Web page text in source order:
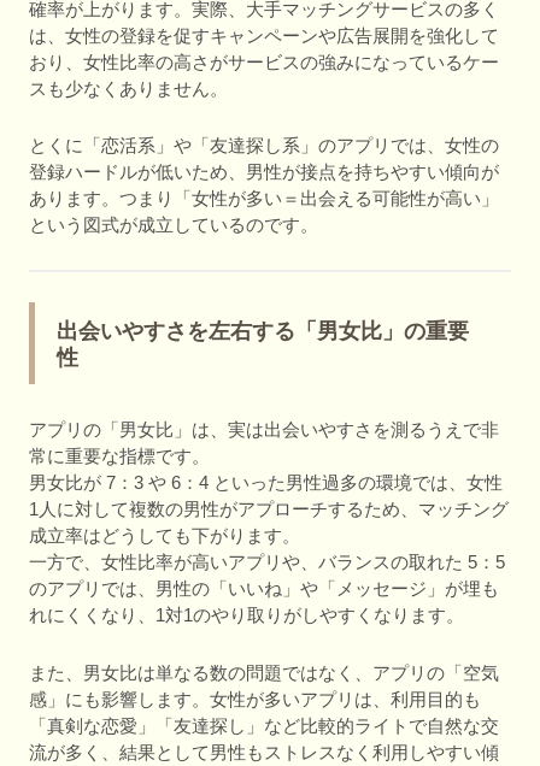
確率が上がります。実際、大手マッチングサービスの多く
は、女性の登録を促すキャンペーンや広告展開を強化して
おり、女性比率の高さがサービスの強みになっているケー
スも少なくありません。
とくに「恋活系」や「友達探し系」のアプリでは、女性の
登録ハードルが低いため、男性が接点を持ちやすい傾向が
あります。つまり「女性が多い＝出会える可能性が高い」
という図式が成立しているのです。
出会いやすさを左右する「男女比」の重要
性
アプリの「男女比」は、実は出会いやすさを測るうえで非
常に重要な指標です。
男女比が 7：3 や 6：4 といった男性過多の環境では、女性
1人に対して複数の男性がアプローチするため、マッチング
成立率はどうしても下がります。
一方で、女性比率が高いアプリや、バランスの取れた 5：5
のアプリでは、男性の「いいね」や「メッセージ」が埋も
れにくくなり、1対1のやり取りがしやすくなります。
また、男女比は単なる数の問題ではなく、アプリの「空気
感」にも影響します。女性が多いアプリは、利用目的も
「真剣な恋愛」「友達探し」など比較的ライトで自然な交
流が多く、結果として男性もストレスなく利用しやすい傾